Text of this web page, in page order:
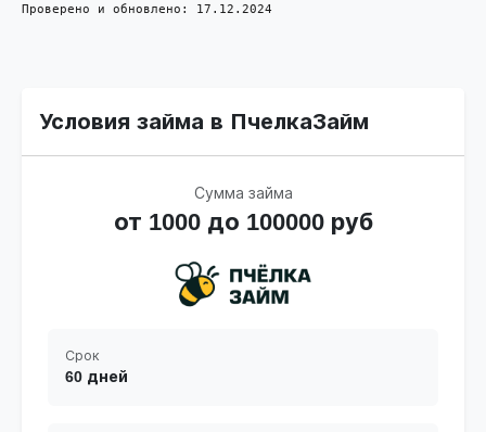
Проверено и обновлено: 17.12.2024
Условия займа в ПчелкаЗайм
Сумма займа
от 1000 до 100000 руб
Срок
60 дней